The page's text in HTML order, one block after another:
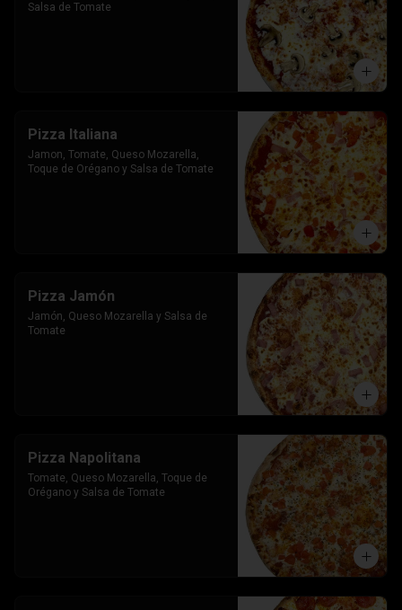
Salsa de Tomate
Pizza Italiana
Jamon, Tomate, Queso Mozarella,
Toque de Orégano y Salsa de Tomate
Pizza Jamón
Jamón, Queso Mozarella y Salsa de
Tomate
Pizza Napolitana
Tomate, Queso Mozarella, Toque de
Orégano y Salsa de Tomate